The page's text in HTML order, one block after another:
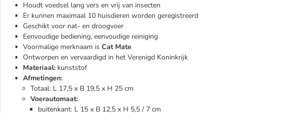
Houdt voedsel lang vers en vrij van insecten
Er kunnen maximaal 10 huisdieren worden geregistreerd
Geschikt voor nat- en droogvoer
Eenvoudige bediening, eenvoudige reiniging
Voormalige merknaam is Cat Mate
Ontworpen en vervaardigd in het Verenigd Koninkrijk
Materiaal: kunststof
Afmetingen:
Totaal: L 17,5 x B 19,5 x H 25 cm
Voerautomaat:
buitenkant: L 15 x B 12,5 x H 5,5 / 7 cm